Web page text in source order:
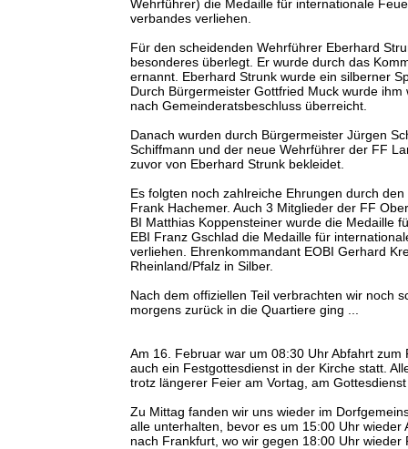
Wehrführer) die Medaille für internationale
verbandes verliehen.
Für den scheidenden Wehrführer Eberhard
besonderes überlegt. Er wurde durch das
ernannt. Eberhard Strunk wurde ein silberner
Durch Bürgermeister Gottfried Muck wurde
nach Gemeinderatsbeschluss überreicht.
Danach wurden durch Bürgermeister Jürgen
Schiffmann und der neue Wehrführer der FF
zuvor von Eberhard Strunk bekleidet.
Es folgten noch zahlreiche Ehrungen durch
Frank Hachemer. Auch 3 Mitglieder der FF
BI Matthias Koppensteiner wurde die Medaille
EBI Franz Gschlad die Medaille für
verliehen. Ehrenkommandant EOBI Gerhard
Rheinland/Pfalz in Silber.
Nach dem offiziellen Teil verbrachten wir noch
morgens zurück in die Quartiere ging ...
Am 16. Februar war um 08:30 Uhr Abfahrt
auch ein Festgottesdienst in der Kirche statt.
trotz längerer Feier am Vortag, am
Zu Mittag fanden wir uns wieder im
alle unterhalten, bevor es um 15:00 Uhr
nach Frankfurt, wo wir gegen 18:00 Uhr wieder